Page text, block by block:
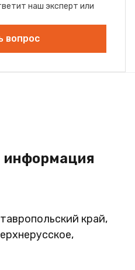
наш эксперт или
вопрос
информация
край,